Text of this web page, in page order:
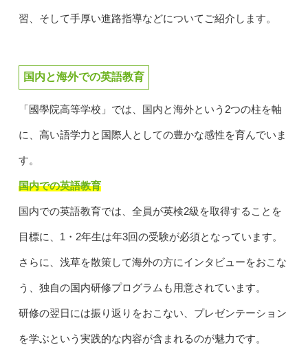
習、そして手厚い進路指導などについてご紹介します。
国内と海外での英語教育
「國學院高等学校」では、国内と海外という2つの柱を軸
に、高い語学力と国際人としての豊かな感性を育んでいま
す。
国内での英語教育
国内での英語教育では、全員が英検2級を取得することを
目標に、1・2年生は年3回の受験が必須となっています。
さらに、浅草を散策して海外の方にインタビューをおこな
う、独自の国内研修プログラムも用意されています。
研修の翌日には振り返りをおこない、プレゼンテーション
を学ぶという実践的な内容が含まれるのが魅力です。